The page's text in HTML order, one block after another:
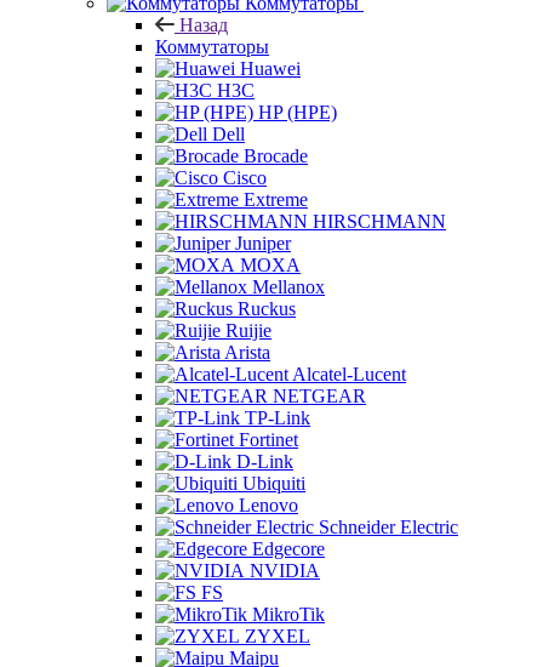
Назад
Коммутаторы
Huawei
H3C
HP (HPE)
Dell
Brocade
Cisco
Extreme
HIRSCHMANN
Juniper
MOXA
Mellanox
Ruckus
Ruijie
Arista
Alcatel-Lucent
NETGEAR
TP-Link
Fortinet
D-Link
Ubiquiti
Lenovo
Schneider Electric
Edgecore
NVIDIA
FS
MikroTik
ZYXEL
Maipu